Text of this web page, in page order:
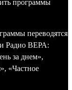
программы
переводятся
Радио ВЕРА:
за днем»,
«Частное